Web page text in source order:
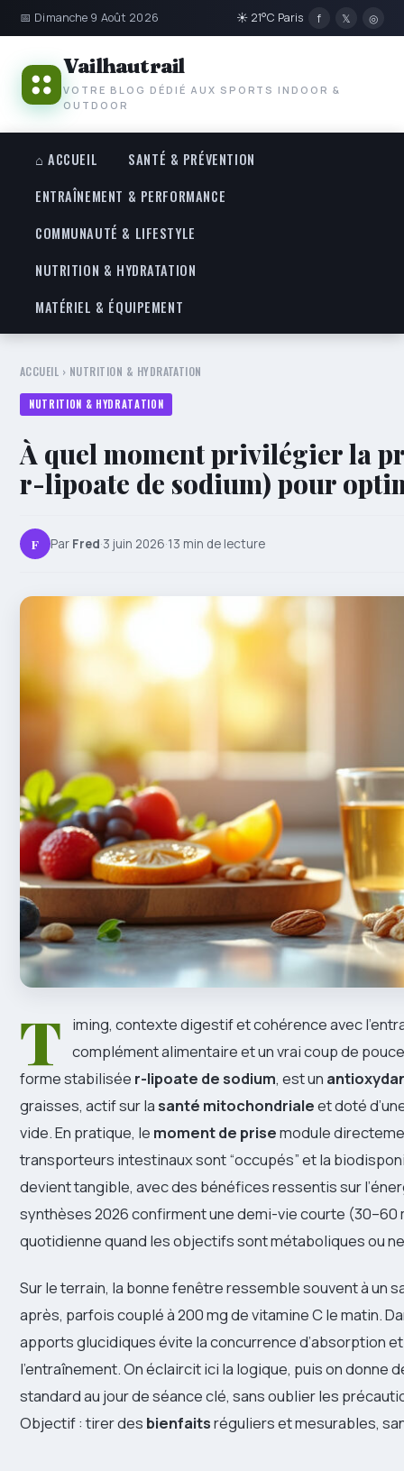
📅 Dimanche 9 Août 2026 ☀ 21°C Paris f 𝕏 ◎
Vailhautrail
VOTRE BLOG DÉDIÉ AUX SPORTS INDOOR &
OUTDOOR
⌂ ACCUEIL
SANTÉ & PRÉVENTION
ENTRAÎNEMENT & PERFORMANCE
COMMUNAUTÉ & LIFESTYLE
NUTRITION & HYDRATATION
MATÉRIEL & ÉQUIPEMENT
ACCUEIL › NUTRITION & HYDRATATION
NUTRITION & HYDRATATION
À quel moment privilégier la
r-lipoate de sodium) pour
F Par Fred·3 juin 2026·13 min de lecture
T
iming, contexte digestif et cohérence avec
complément alimentaire et un vrai coup de
forme stabilisée r-lipoate de sodium, est un
graisses, actif sur lasanté mitochondrialeet doté
vide. En pratique, le moment de prisemodule
transporteurs intestinaux sont “occupés” et la
devient tangible, avec des bénéfices ressentis sur
synthèses 2026 confirment une demi-vie courte
quotidienne quand les objectifs sont métaboliques ou
Sur le terrain, la bonne fenêtre ressemble souvent à un
après, parfois couplé à 200 mg de vitamine C le matin.
apports glucidiques évite la concurrence d’absorption
l’entraînement. On éclaircit ici la logique, puis on donne
standard au jour de séance clé, sans oublier les
Objectif : tirer des bienfaitsréguliers et mesurables,